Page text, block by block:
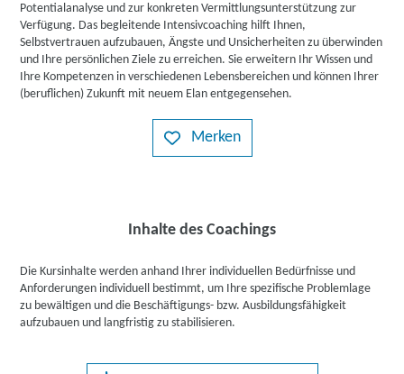
Potentialanalyse und zur konkreten Vermittlungsunterstützung zur
Verfügung. Das begleitende Intensivcoaching hilft Ihnen,
Selbstvertrauen aufzubauen, Ängste und Unsicherheiten zu überwinden
und Ihre persönlichen Ziele zu erreichen. Sie erweitern Ihr Wissen und
Ihre Kompetenzen in verschiedenen Lebensbereichen und können Ihrer
(beruflichen) Zukunft mit neuem Elan entgegensehen.
Merken
Inhalte des Coachings
Die Kursinhalte werden anhand Ihrer individuellen Bedürfnisse und
Anforderungen individuell bestimmt, um Ihre spezifische Problemlage
zu bewältigen und die Beschäftigungs- bzw. Ausbildungsfähigkeit
aufzubauen und langfristig zu stabilisieren.